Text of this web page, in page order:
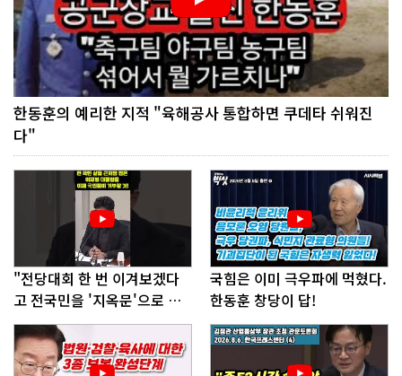
한동훈의 예리한 지적 "육해공사 통합하면 쿠데타 쉬워진
다"
"전당대회 한 번 이겨보겠다
고 전국민을 '지옥문'으로 밀
어!"
국힘은 이미 극우파에 먹혔다.
한동훈 창당이 답!